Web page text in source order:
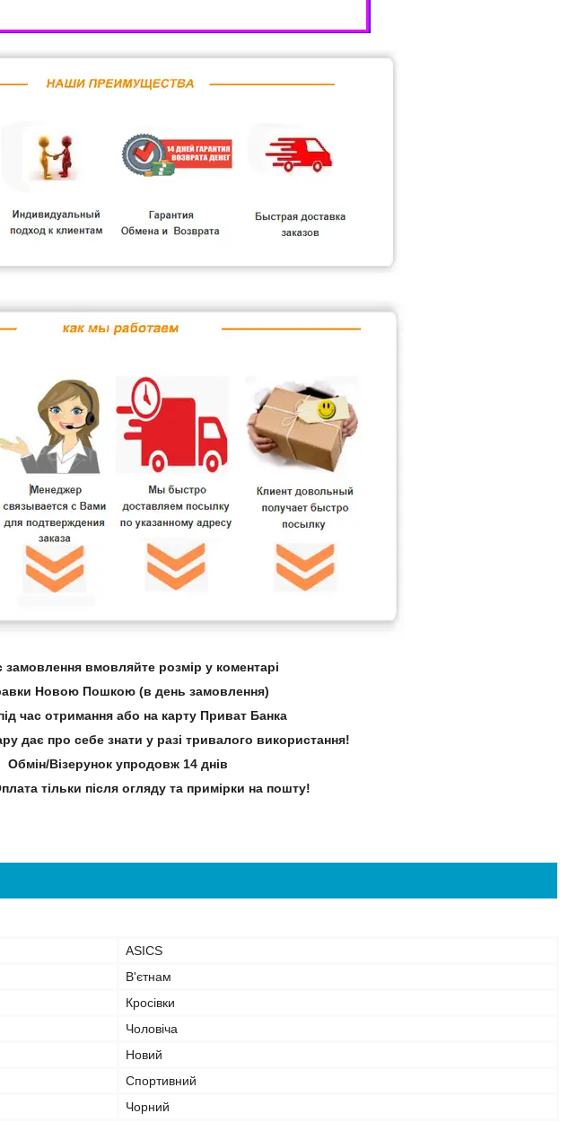
замовлення вмовляйте розмір у коментарі
Новою Пошкою (в день замовлення)
час отримання або на карту Приват Банка
дає про себе знати у разі тривалого використання!
Обмін/Візерунок упродовж 14 днів
тільки після огляду та примірки на пошту!
ASICS
В'єтнам
Кросівки
Чоловіча
Новий
Спортивний
Чорний